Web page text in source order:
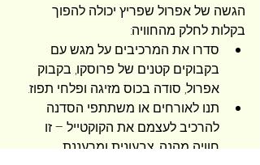
הגשה של אפרול שפריץ יכולה להפוך
בקלות לחלק מהחוויה:
סדרו את המרכיבים על מגש עם
בקבוקים קטנים של פרוסקו, בקבוק
אפרול, סודה בכוס מזיגה ופלחי תפוז.
תנו לאורחים או משתתפי הסדנה
להרכיב לעצמם את הקוקטייל – זו
חוויה מהנה, צבעונית ומרעננת.